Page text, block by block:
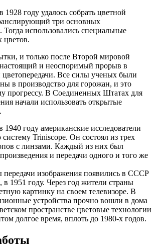
году удалось собрать цветной
три основных
Тогда использовались специальные
цветов.
и только после Второй мировой
и неоспоримый прорыв в
цветопередачи. Все силы ученых были
в производство для горожан, и это
прогрессу. В Соединенных Штатах для
начали использовать открытые
1940 году американские исследователи
Triniscope. Он состоял из трех
с линзами. Каждый из них был
и передачи одного и того же
изображения появились в СССР
в 1951 году. Через год жители страны
картинку на своем телевизоре. В
устройства прочно вошли в дома
пространстве цветовые технологии
долгое время, вплоть до 1980-х годов.